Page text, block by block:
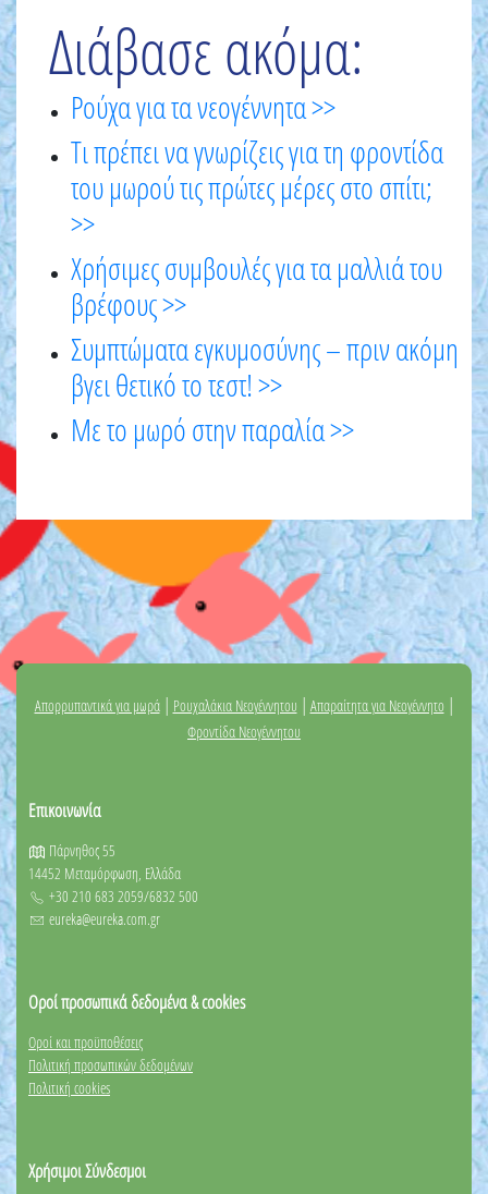
Διάβασε ακόμα:
Ρούχα για τα νεογέννητα >>
Τι πρέπει να γνωρίζεις για τη φροντίδα
του μωρού τις πρώτες μέρες στο σπίτι;
>>
Χρήσιμες συμβουλές για τα μαλλιά του
βρέφους >>
Συμπτώματα εγκυμοσύνης – πριν ακόμη
βγει θετικό το τεστ! >>
Με το μωρό στην παραλία >>
Απορρυπαντικά για μωρά| Ρουχαλάκια Νεογέννητου | Απαραίτητα για Νεογέννητο |
Φροντίδα Νεογέννητου
Επικοινωνία
Πάρνηθος 55
14452 Μεταμόρφωση, Ελλάδα
+30 210 683 2059/6832 500
eureka@eureka.com.gr
Οροί προσωπικά δεδομένα & cookies
Οροί και προϋποθέσεις
Πολιτική προσωπικών δεδομένων
Πολιτική cookies
Χρήσιμοι Σύνδεσμοι